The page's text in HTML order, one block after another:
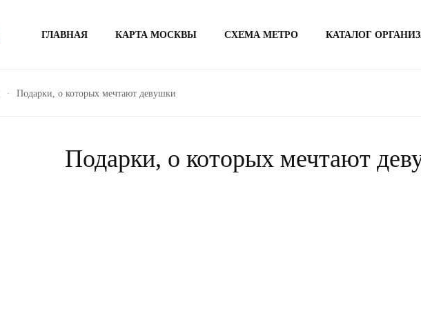
ГЛАВНАЯ КАРТА МОСКВЫ СХЕМА МЕТРО КАТАЛОГ
Подарки, о которых мечтают девушки
Подарки, о которых мечтают